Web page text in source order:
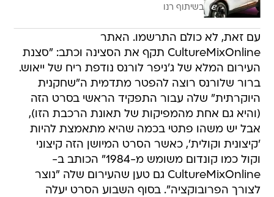
בשיתוף רנו
עם זאת, לא כולם התרשמו. האתר
CultureMixOnline תקף את הסצינה וכתב: "סצנת
העירום המלא של ג'ניפר לורנס נודפת ריח של ייאוש.
ברור שלורנס רוצה להפטר מתדמית ה"שחקנית
היוקרתית" שלה עבור התפקיד הראשי בסרט הזה
(והיא גם אחת מהמפיקות של תאונת הרכבת הזו),
אבל יש משהו פתטי בכמה שהיא מתאמצת להיות
'קיצונית וקולית', כאשר הסרט המיושן הזה קיצוני
וקול כמו קונדום משומש מ-1984" הכותב ב-
CultureMixOnline גם טען שהעירום שלה "נוצר
לצורך הפרובוקציה". בסוף השבוע הסרט יעלה